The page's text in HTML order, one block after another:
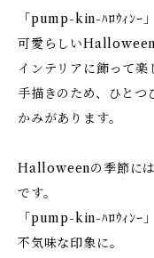
「pump-kin-ﾊﾛｳｨﾝｰ
可愛らしいHalloween
インテリアに飾って楽
手描きのため、ひとつ
かみがあります。
Halloweenの季節には
です。
「pump-kin-ﾊﾛｳｨﾝｰ
不気味な印象に。